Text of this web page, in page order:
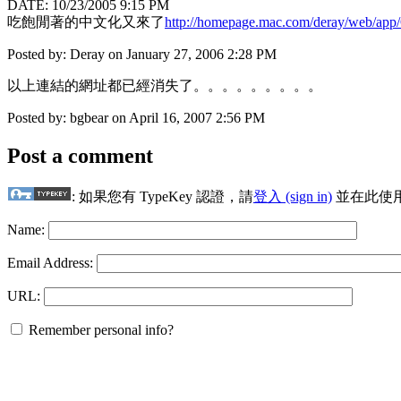
DATE: 10/23/2005 9:15 PM
吃飽閒著的中文化又來了http://homepage.mac.com/deray/web/
Posted by: Deray on January 27, 2006 2:28 PM
以上連結的網址都已經消失了。。。。。。。。。
Posted by: bgbear on April 16, 2007 2:56 PM
Post a comment
: 如果您有 TypeKey 認證，請登入 (sign in) 並在此使
Name:
Email Address:
URL:
Remember personal info?